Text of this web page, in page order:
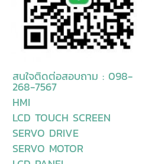
สนใจติดต่อสอบถาม : 098-
268-7567
HMI
LCD TOUCH SCREEN
SERVO DRIVE
SERVO MOTOR